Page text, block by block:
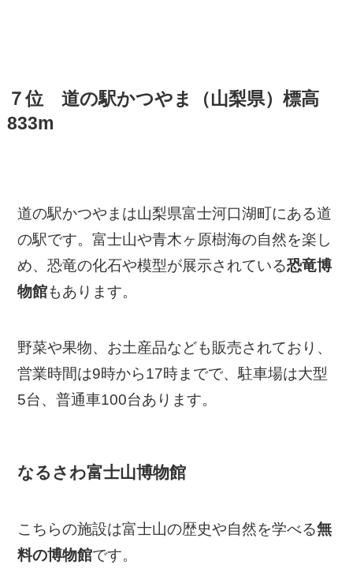
７位 道の駅かつやま（山梨県）標高
833m
道の駅かつやまは山梨県富士河口湖町にある道
の駅です。富士山や青木ヶ原樹海の自然を楽し
め、恐竜の化石や模型が展示されている恐竜博
物館もあります。
野菜や果物、お土産品なども販売されており、
営業時間は9時から17時までで、駐車場は大型
5台、普通車100台あります。
なるさわ富士山博物館
こちらの施設は富士山の歴史や自然を学べる無
料の博物館です。